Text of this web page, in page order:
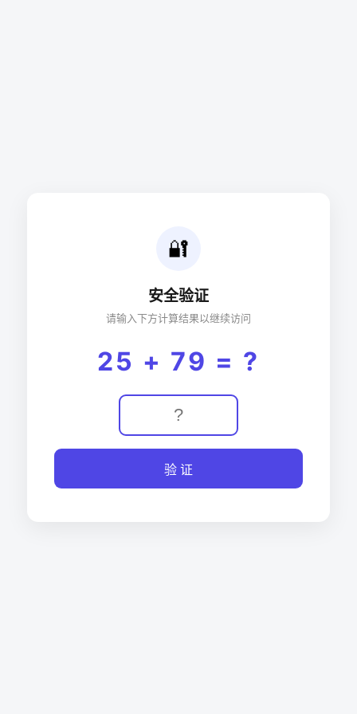
🔐
安全验证
请输入下方计算结果以继续访问
25 + 79 = ?
验 证